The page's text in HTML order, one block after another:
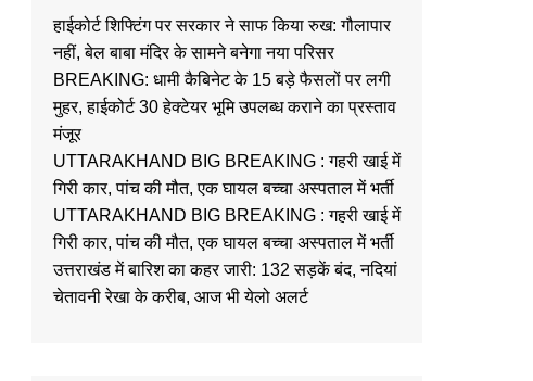
हाईकोर्ट शिफ्टिंग पर सरकार ने साफ किया रुख: गौलापार
नहीं, बेल बाबा मंदिर के सामने बनेगा नया परिसर
BREAKING: धामी कैबिनेट के 15 बड़े फैसलों पर लगी
मुहर, हाईकोर्ट 30 हेक्टेयर भूमि उपलब्ध कराने का प्रस्ताव
मंजूर
UTTARAKHAND BIG BREAKING : गहरी खाई में
गिरी कार, पांच की मौत, एक घायल बच्चा अस्पताल में भर्ती
UTTARAKHAND BIG BREAKING : गहरी खाई में
गिरी कार, पांच की मौत, एक घायल बच्चा अस्पताल में भर्ती
उत्तराखंड में बारिश का कहर जारी: 132 सड़कें बंद, नदियां
चेतावनी रेखा के करीब, आज भी येलो अलर्ट